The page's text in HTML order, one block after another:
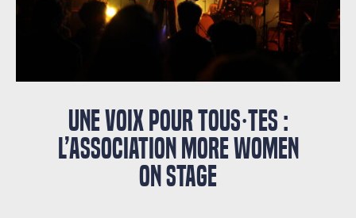
UNE VOIX POUR TOUS⸱TES :
L’ASSOCIATION MORE WOMEN
ON STAGE